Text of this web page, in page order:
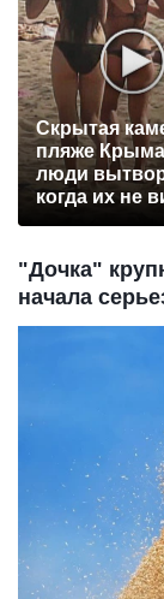
Скрытая
пляже
люди
когда их не
"Дочка"
начала